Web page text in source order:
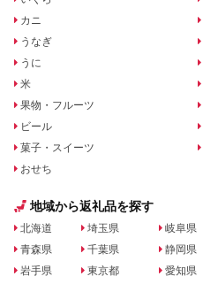
カニ
うなぎ
うに
米
果物・フルーツ
ビール
菓子・スイーツ
おせち
地域から返礼品を探す
北海道
青森県
岩手県
埼玉県
千葉県
東京都
岐阜県
静岡県
愛知県